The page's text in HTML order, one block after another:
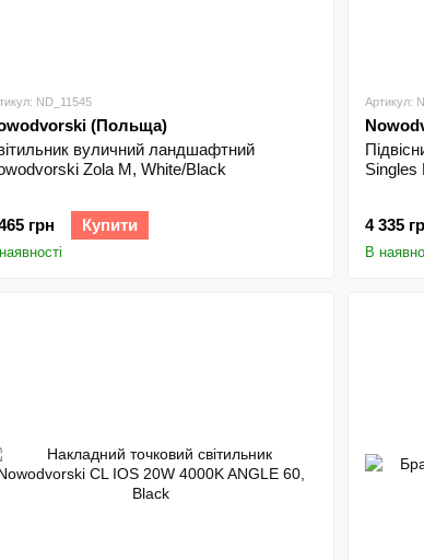
яке підкреслить ваш інтер’єр. Замовляйте з доставкою
ND_11545
(Польща)
вуличний ландшафтний
Zola M, White/Black
грн Купити
Артикул:
Singles
4 335
В